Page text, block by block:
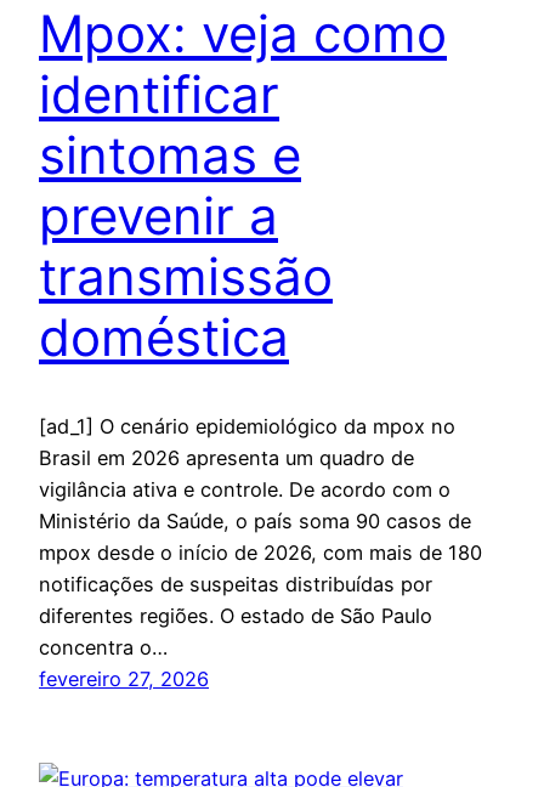
Mpox: veja como
identificar
sintomas e
prevenir a
transmissão
doméstica
[ad_1] O cenário epidemiológico da mpox no
Brasil em 2026 apresenta um quadro de
vigilância ativa e controle. De acordo com o
Ministério da Saúde, o país soma 90 casos de
mpox desde o início de 2026, com mais de 180
notificações de suspeitas distribuídas por
diferentes regiões. O estado de São Paulo
concentra o…
fevereiro 27, 2026